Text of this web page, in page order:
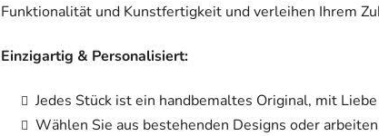
Funktionalität und Kunstfertigkeit und verleihen Ihrem
Einzigartig & Personalisiert:
Jedes Stück ist ein handbemaltes Original, mit
Wählen Sie aus bestehenden Designs oder